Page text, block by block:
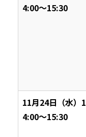
4:00〜15:30
11月24日（水）1
4:00〜15:30